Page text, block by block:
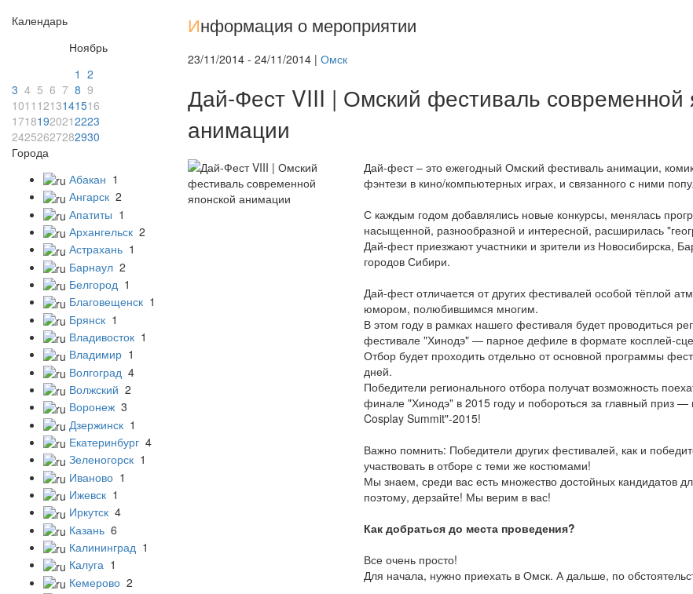
Календарь
Ноябрь
1 2
3 4 5 6 7 8 9
1011 1213141516
17181920212223
24252627282930
Города
Абакан 1
Ангарск 2
Апатиты 1
Архангельск 2
Астрахань 1
Барнаул 2
Белгород 1
Благовещенск 1
Брянск 1
Владивосток 1
Владимир 1
Волгоград 4
Волжский 2
Воронеж 3
Дзержинск 1
Екатеринбург 4
Зеленогорск 1
Иваново 1
Ижевск 1
Иркутск 4
Казань 6
Калининград 1
Калуга 1
Кемерово 2
Информация о мероприятии
23/11/2014 - 24/11/2014 | Омск
Дай-Фест VIII | Омский фестиваль современной
анимации
Дай-фест – это ежегодный Омский фестиваль анимации,
фэнтези в кино/компьютерных играх, и связанного с ними
С каждым годом добавлялись новые конкурсы, менялась
насыщенной, разнообразной и интересной, расширилась
Дай-фест приезжают участники и зрители из Новосибирска,
городов Сибири.
Дай-фест отличается от других фестивалей особой тёплой
юмором, полюбившимся многим.
В этом году в рамках нашего фестиваля будет проводиться
фестивале "Хинодэ" — парное дефиле в формате косплей-
Отбор будет проходить отдельно от основной программы
дней.
Победители регионального отбора получат возможность
финале "Хинодэ" в 2015 году и побороться за главный приз
Cosplay Summit"-2015!
Важно помнить: Победители других фестивалей, как и
участвовать в отборе с теми же костюмами!
Мы знаем, среди вас есть множество достойных кандидатов
поэтому, дерзайте! Мы верим в вас!
Как добраться до места проведения?
Все очень просто!
Для начала, нужно приехать в Омск. А дальше, по